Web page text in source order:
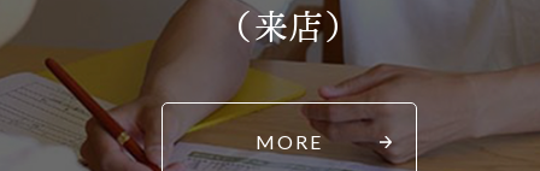
（来店）
MORE